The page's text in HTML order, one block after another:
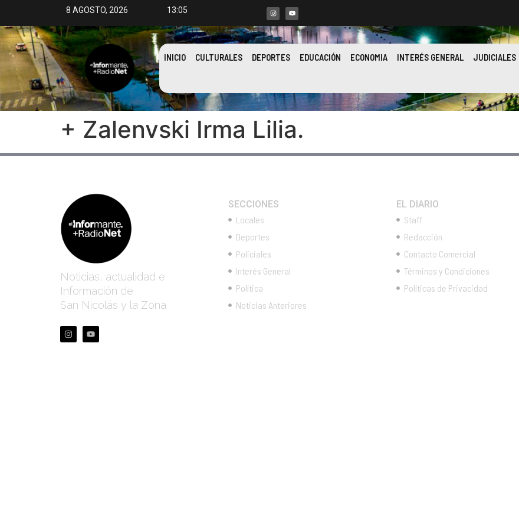
8 AGOSTO, 2026 13:05
INICIO CULTURALES DEPORTES EDUCACIÓN ECONOMIA INTERÉS GENERAL JUDICIALES
+ Zalenvski Irma Lilia.
Noticias, actualidad e
Información de
San Nicolás y la Zona
SECCIONES
Locales
Deportes
Policiales
Interés General
Política
Noticias Anteriores
EL DIARIO
Staff
Redacción
Contacto Comercial
Términos y Condiciones
Políticas de Privacidad